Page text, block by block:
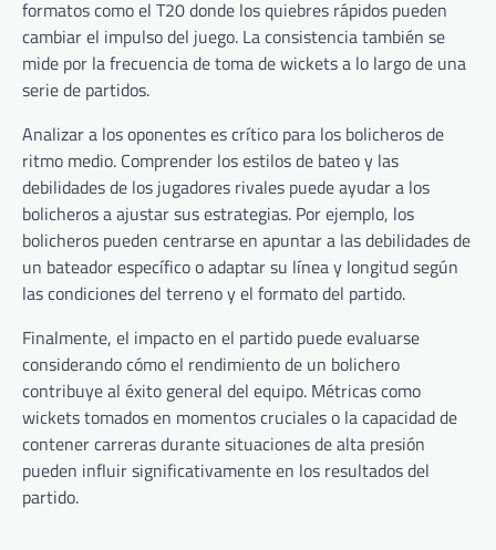
formatos como el T20 donde los quiebres rápidos pueden
cambiar el impulso del juego. La consistencia también se
mide por la frecuencia de toma de wickets a lo largo de una
serie de partidos.
Analizar a los oponentes es crítico para los bolicheros de
ritmo medio. Comprender los estilos de bateo y las
debilidades de los jugadores rivales puede ayudar a los
bolicheros a ajustar sus estrategias. Por ejemplo, los
bolicheros pueden centrarse en apuntar a las debilidades de
un bateador específico o adaptar su línea y longitud según
las condiciones del terreno y el formato del partido.
Finalmente, el impacto en el partido puede evaluarse
considerando cómo el rendimiento de un bolichero
contribuye al éxito general del equipo. Métricas como
wickets tomados en momentos cruciales o la capacidad de
contener carreras durante situaciones de alta presión
pueden influir significativamente en los resultados del
partido.